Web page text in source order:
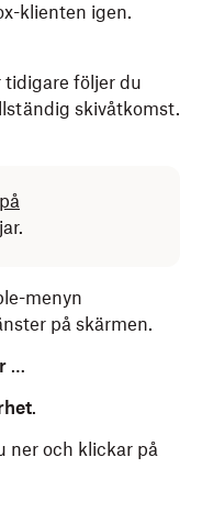
klienten igen.
tidigare följer du
skivåtkomst.
menyn
på skärmen.
…
.
ner och klickar på